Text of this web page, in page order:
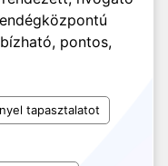
pontos,
tapasztalatot